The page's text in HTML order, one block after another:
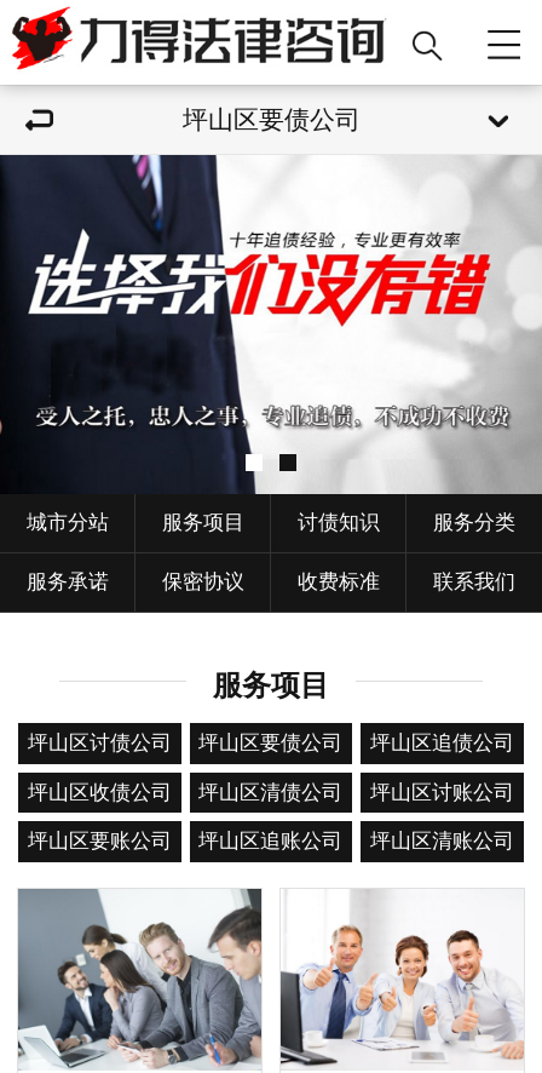
坪山区要债公司
城市分站 服务项目 讨债知识 服务分类
服务承诺 保密协议 收费标准 联系我们
服务项目
坪山区讨债公司 坪山区要债公司 坪山区追债公司
坪山区收债公司 坪山区清债公司 坪山区讨账公司
坪山区要账公司 坪山区追账公司 坪山区清账公司